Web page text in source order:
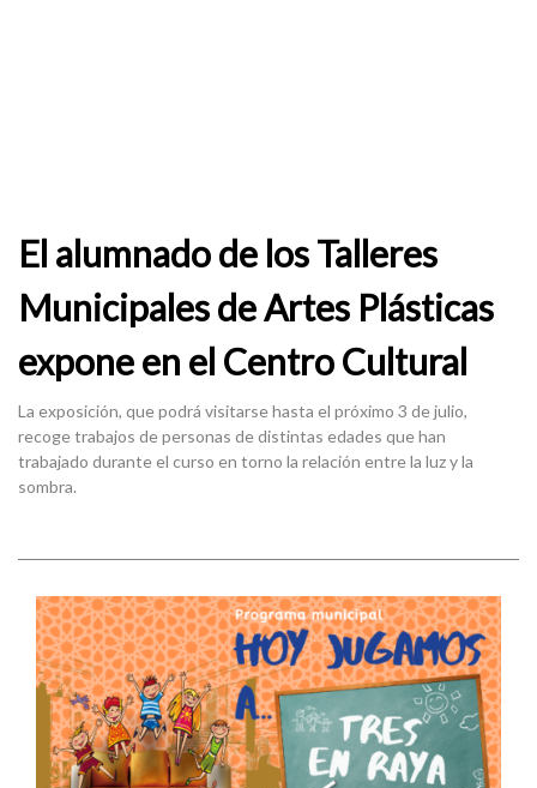
El alumnado de los Talleres
Municipales de Artes Plásticas
expone en el Centro Cultural
La exposición, que podrá visitarse hasta el próximo 3 de julio,
recoge trabajos de personas de distintas edades que han
trabajado durante el curso en torno la relación entre la luz y la
sombra.